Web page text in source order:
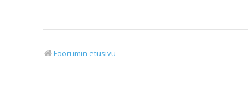
Foorumin etusivu